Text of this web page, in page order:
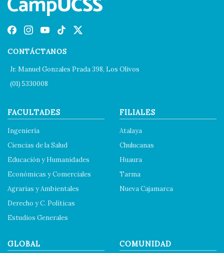
CONTÁCTANOS
Jr. Manuel Gonzales Prada 398, Los Olivos
(01) 5330008
FACULTADES
Ingeniería
Ciencias de la Salud
Educación y Humanidades
Económicas y Comerciales
Agrarias y Ambientales
Derecho y C. Políticas
Estudios Generales
FILIALES
Atalaya
Chulucanas
Huaura
Tarma
Nueva Cajamarca
GLOBAL COMUNIDAD